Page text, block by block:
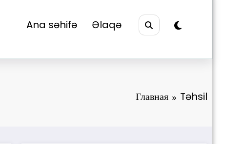
Ana səhifə Əlaqə
Главная Təhsil